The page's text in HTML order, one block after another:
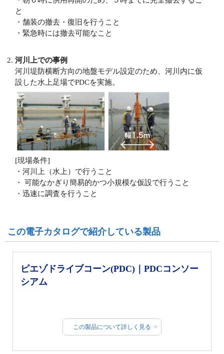
と
・舗装の撤去・復旧を行うこと
・緊急時には撤去可能なこと
河川上での事例
河川堤防横断方向の地盤モデル設定のため、河川内に仮
設した水上足場でPDCを実施。
[現場条件]
・河川上（水上）で行うこと
・ 可能なかぎり簡易的かつ小規模な仮設で行うこと
・迅速に調査を行うこと
この電子カタログで紹介している製品
ピエゾドライブコーン(PDC)｜PDCコンソー
シアム
この製品について詳しく見る